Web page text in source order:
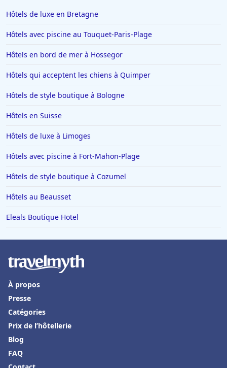
Hôtels à Blois
Hôtels à Valence
Hôtels à Risoul
Hôtels à Toulouse
Hôtels à Saint-Gervais-les-Bains
Hôtels à Portofino
Hôtels à Vaux-en-Beaujolais
Hôtels à Cannes
Hôtels en Tunisie
Hôtels à Bonnieux
Hôtels à Échirolles
Hôtels à Pierrelatte
Hôtels à Tournefeuille
Hôtels de luxe en Bretagne
Hôtels avec piscine au Touquet-Paris-Plage
Hôtels en bord de mer à Hossegor
Hôtels qui acceptent les chiens à Quimper
Hôtels de style boutique à Bologne
Hôtels en Suisse
Hôtels de luxe à Limoges
Hôtels avec piscine à Fort-Mahon-Plage
Hôtels de style boutique à Cozumel
Hôtels au Beausset
Eleals Boutique Hotel
À propos
Presse
Catégories
Prix de l’hôtellerie
Blog
FAQ